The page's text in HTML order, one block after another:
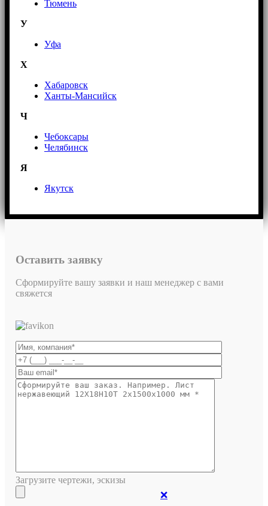
Тюмень
У
Уфа
Х
Хабаровск
Ханты-Мансийск
Ч
Чебоксары
Челябинск
Я
Якутск
Оставить заявку
Сформируйте вашу заявки и наш менеджер с вами
свяжется
Загрузите чертежи, эскизы
❌